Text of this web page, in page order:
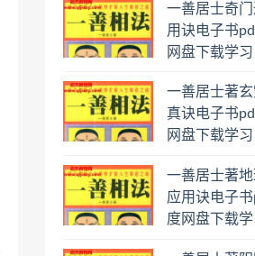
一善居士奇
用诀电子书
网盘下载学习
一善居士著
真诀电子书
网盘下载学习
一善居士著
应用诀电子
度网盘下载学